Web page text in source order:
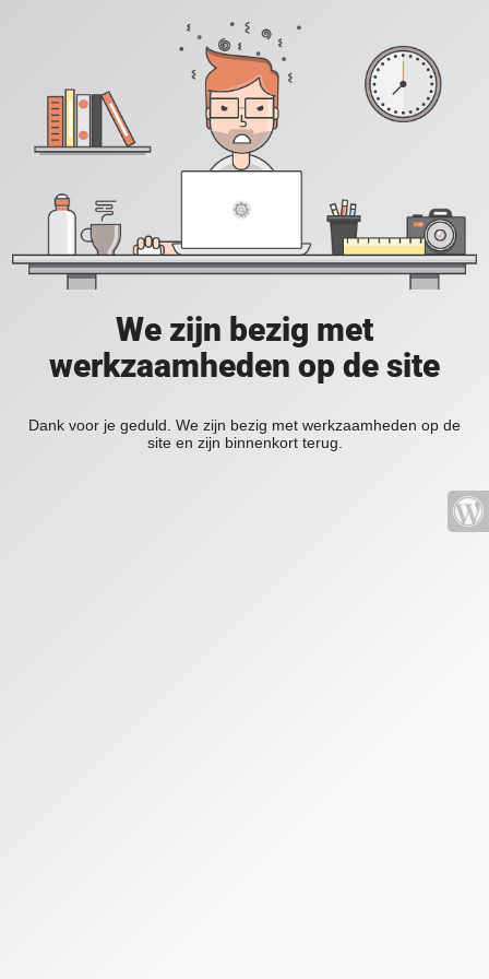
We zijn bezig met
werkzaamheden op de site
Dank voor je geduld. We zijn bezig met werkzaamheden op de
site en zijn binnenkort terug.